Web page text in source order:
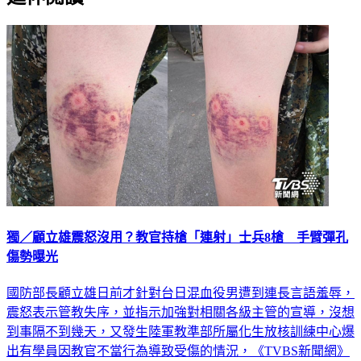
獨／顧立雄震怒沒用？教官持槍「連射」士兵8槍 手臂彈孔
傷勢曝光
國防部長顧立雄日前才針對台日混血役男遭到連長言語羞辱，
震怒表示管教失序，並指示加強對相關各級主管的宣導，沒想
到事隔不到幾天，又發生陸軍教準部所屬化生放核訓練中心爆
出有學員因教官不當行為導致受傷的情況，《TVBS新聞網》